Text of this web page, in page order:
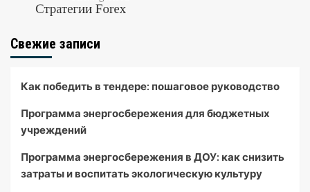
Свежие записи
Как победить в тендере: пошаговое руководство
Программа энергосбережения для бюджетных
учреждений
Программа энергосбережения в ДОУ: как снизить
затраты и воспитать экологическую культуру